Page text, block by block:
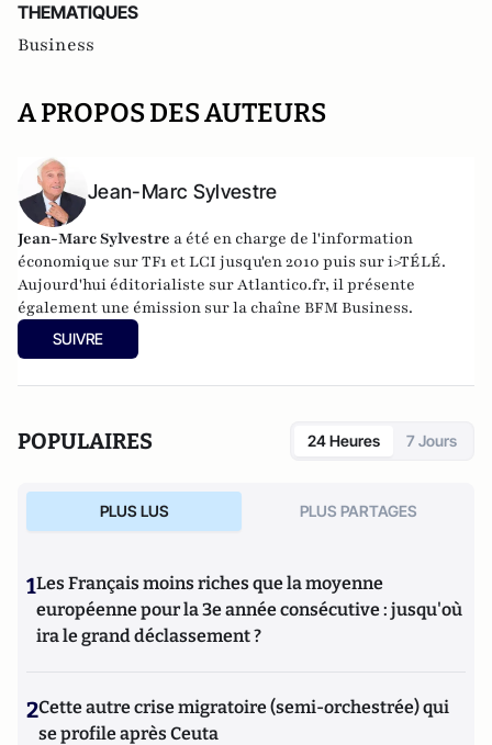
THEMATIQUES
Business
A PROPOS DES AUTEURS
Jean-Marc Sylvestre
Jean-Marc Sylvestre a été en charge de l'information
économique sur TF1 et LCI jusqu'en 2010 puis sur i>TÉLÉ.
Aujourd'hui éditorialiste sur Atlantico.fr, il présente
également une émission sur la chaîne BFM Business.
SUIVRE
POPULAIRES 24 Heures 7 Jours
PLUS LUS PLUS PARTAGES
1Les Français moins riches que la moyenne
européenne pour la 3e année consécutive : jusqu'où
ira le grand déclassement ?
2Cette autre crise migratoire (semi-orchestrée) qui
se profile après Ceuta